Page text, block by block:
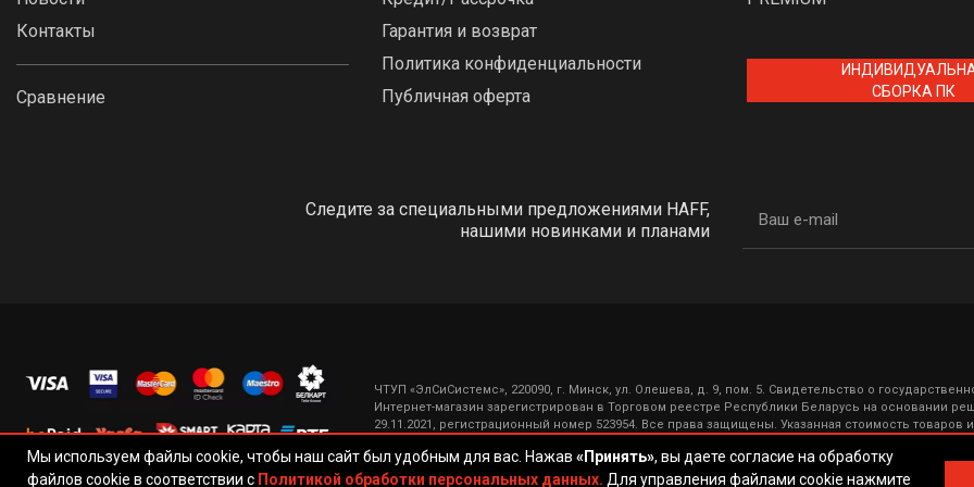
Контакты
Сравнение
Гарантия и возврат
Политика конфиденциальности
Публичная оферта
СБОРКА ПК
Следите за специальными предложениями HAFF,
нашими новинками и планами
ЧТУП «ЭлСиСистемс», 220090, г. Минск, ул. Олешева, д. 9, пом. 5. Свидетельство о
Интернет-магазин зарегистрирован в Торговом реестре Республики Беларусь на основании
29.11.2021, регистрационный номер 523954. Все права защищены. Указанная стоимость товаров
Официальный интернет-магазин HAFF © 2026
Мы используем файлы cookie, чтобы наш сайт был удобным для вас. Нажав «Принять», вы даете согласие на обработку
файлов cookie в соответствии с Политикой обработки персональных данных. Для управления файлами cookie нажмите